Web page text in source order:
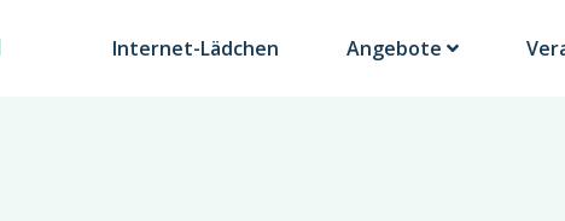
Internet-Lädchen Angebote